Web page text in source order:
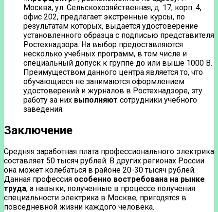
Москва, ул. Сельскохозяйственная, д. 17, корп. 4,
офис 202, предлагает экстренные курсы, по
результатам которых, выдается удостоверение
установленного образца с подписью представителя
Ростехнадзора. На выбор предоставляются
несколько учебных программ, в том числе и
специальный допуск к группе до или выше 1000 В.
Преимуществом данного центра является то, что
обучающиеся не занимаются оформлением
удостоверений и журналов в Ростехнадзоре, эту
работу за них выполняют сотрудники учебного
заведения.
Заключение
Средняя заработная плата профессионального электрика
составляет 50 тысяч рублей. В других регионах России
она может колебаться в районе 20-30 тысяч рублей.
Данная профессия особенно востребована на рынке
труда, а навыки, полученные в процессе получения
специальности электрика в Москве, пригодятся в
повседневной жизни каждого человека.